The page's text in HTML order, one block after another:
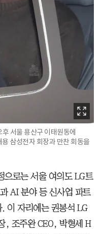
서울 용산구 이태원동에
삼성전자 회장과 만찬 회동을
으로는 서울 여의도 LG트
AI 분야 등 신사업 파트
이 자리에는 권봉석 LG
, 조주완 CEO, 박형세 H